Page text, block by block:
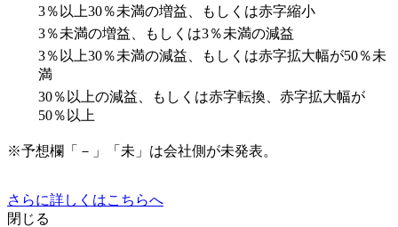
3％以上30％未満の増益、もしくは赤字縮小
3％未満の増益、もしくは3％未満の減益
3％以上30％未満の減益、もしくは赤字拡大幅が50％未
満
30％以上の減益、もしくは赤字転換、赤字拡大幅が
50％以上
※予想欄「－」「未」は会社側が未発表。
さらに詳しくはこちらへ
閉じる